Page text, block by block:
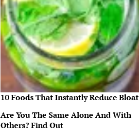
10 Foods That Instantly Reduce Bloat
Are You The Same Alone And With
Others? Find Out